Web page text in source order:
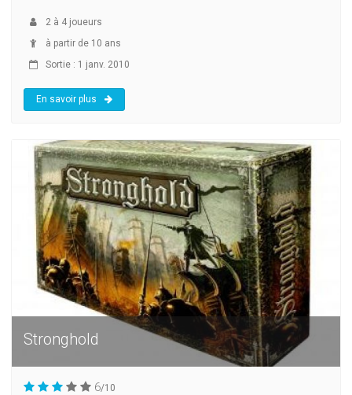
2 à 4 joueurs
à partir de 10 ans
Sortie : 1 janv. 2010
En savoir plus
Stronghold
6/10